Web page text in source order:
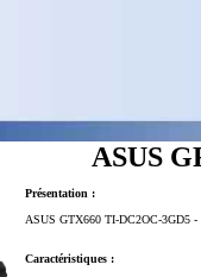
ASUS
Présentation :
ASUS GTX660 TI-DC2OC-3GD5
Caractéristiques :